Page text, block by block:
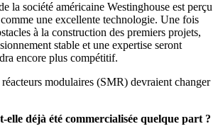
la société américaine Westinghouse est perçu
une excellente technologie. Une fois
à la construction des premiers projets,
stable et une expertise seront
encore plus compétitif.
modulaires (SMR) devraient changer
elle déjà été commercialisée quelque part ?